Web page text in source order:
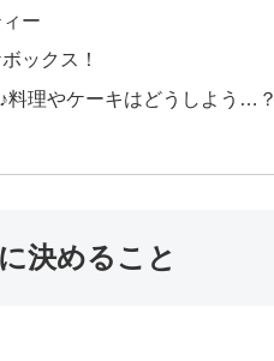
ー
ックス！
料理やケーキはどうしよう…？
決めること